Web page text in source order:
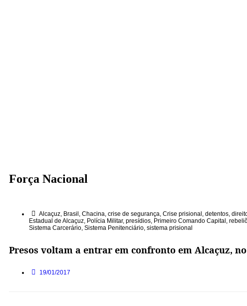
Força Nacional
Alcaçuz, Brasil , Chacina, crise de segurança, Crise prisional , detentos,
Estadual de Alcaçuz, Polícia Militar, presídios, Primeiro Comando Capital ,
Sistema Carcerário, Sistema Penitenciário, sistema prisional
Presos voltam a entrar em confronto em Alcaçuz,
19/01/2017